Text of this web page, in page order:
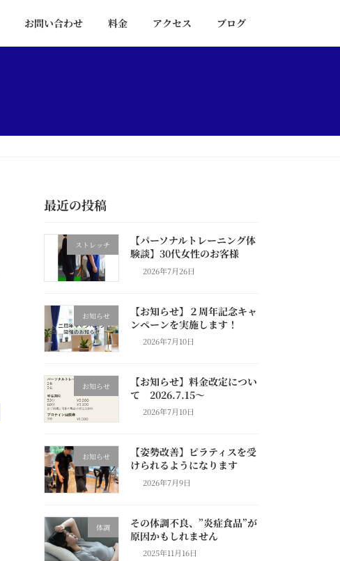
お問い合わせ 料金 アクセス ブログ
最近の投稿
ストレッチ
【パーソナルトレーニング体
験談】30代女性のお客様
2026年7月26日
お知らせ
【お知らせ】２周年記念キャ
ンペーンを実施します！
2026年7月10日
お知らせ
【お知らせ】料金改定につい
て 2026.7.15～
2026年7月10日
お知らせ
【姿勢改善】ピラティスを受
けられるようになります
2026年7月9日
体調
その体調不良、”炎症食品”が
原因かもしれません
2025年11月16日